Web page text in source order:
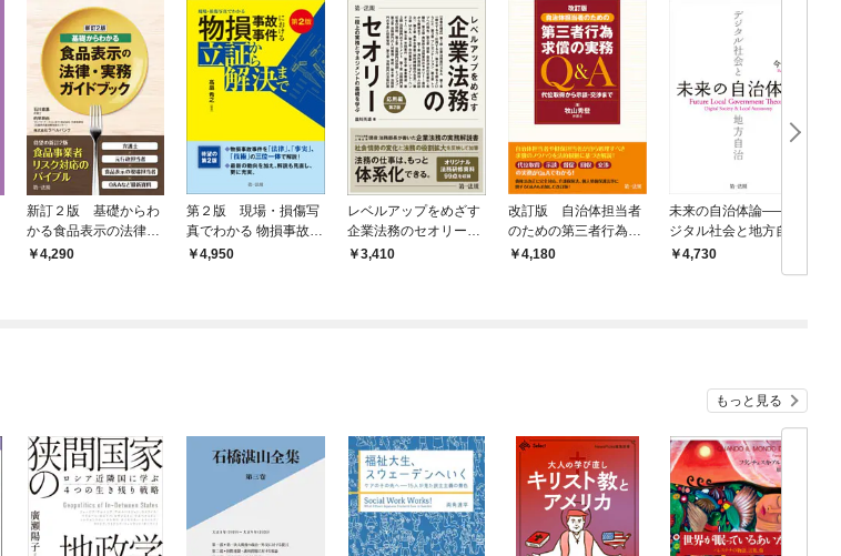
新訂２版 基礎からわ
かる食品表示の法律・
実務ガイドブック
4,290
第２版 現場・損傷写
真でわかる 物損事故事
件における立証から解
4,950
レベルアップをめざす
企業法務のセオリー
応用編 一段上の実務と
3,410
改訂版 自治体担当者
のための第三者行為求
償の実務Ｑ＆Ａ
4,180
未来の自治体論——デ
ジタル社会と地方自治
4,730
もっと見る